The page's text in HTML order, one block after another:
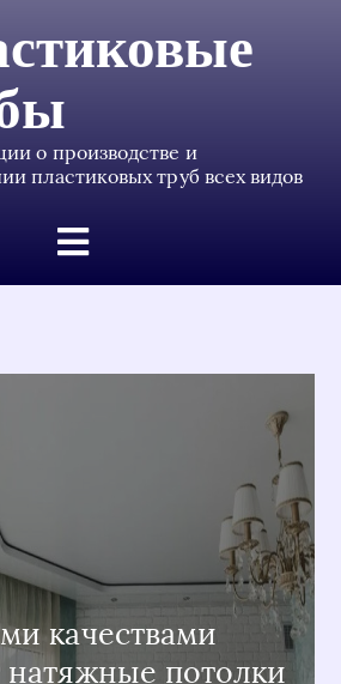
о производстве и
пластиковых труб всех видов
качествами
натяжные потолки